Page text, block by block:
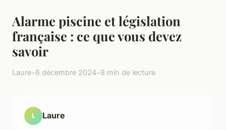
Alarme piscine et législation
française : ce que vous devez
savoir
Laure•6 décembre 2024•8 min de lecture
L Laure